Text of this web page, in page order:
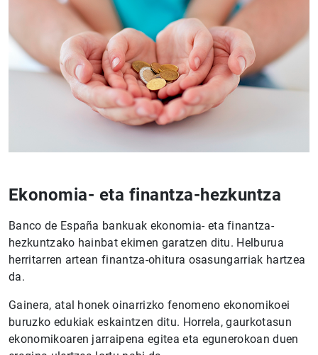
Ekonomia- eta finantza-hezkuntza
Banco de España bankuak ekonomia- eta finantza-
hezkuntzako hainbat ekimen garatzen ditu. Helburua
herritarren artean finantza-ohitura osasungarriak hartzea
da.
Gainera, atal honek oinarrizko fenomeno ekonomikoei
buruzko edukiak eskaintzen ditu. Horrela, gaurkotasun
ekonomikoaren jarraipena egitea eta egunerokoan duen